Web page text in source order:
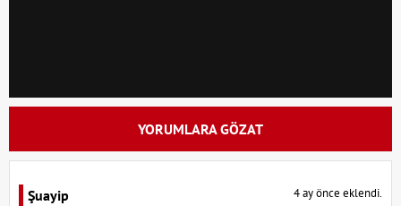
YORUMLARA GÖZAT
Şuayip 4 ay önce eklendi.